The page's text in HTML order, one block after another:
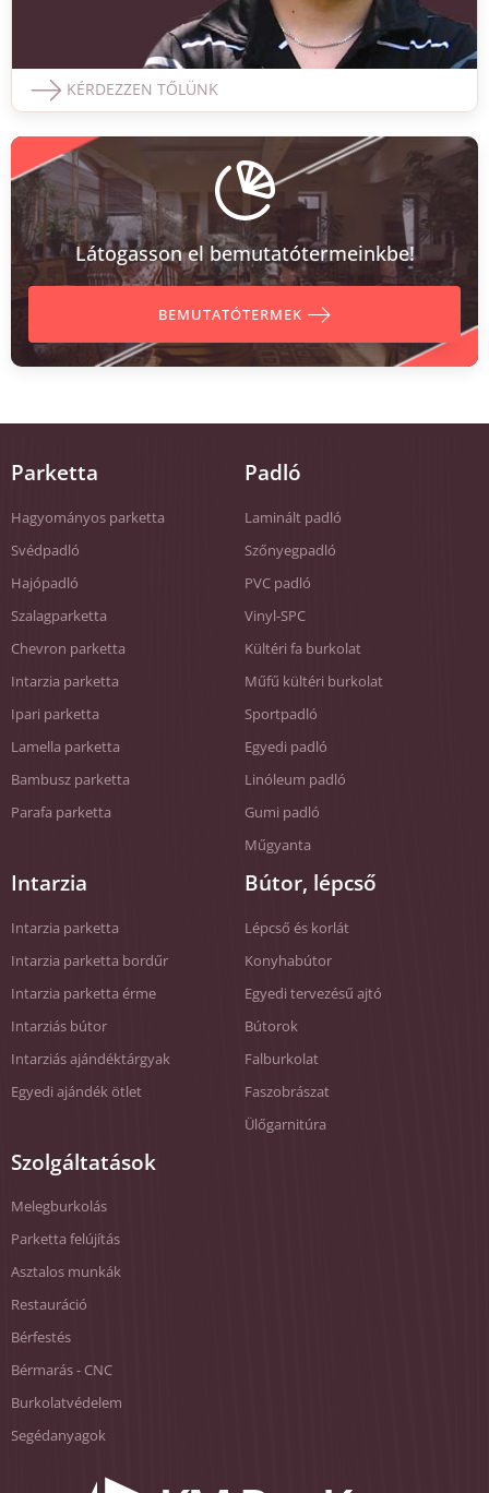
KÉRDEZZEN TŐLÜNK
Látogasson el bemutatótermeinkbe!
BEMUTATÓTERMEK
Parketta
Hagyományos parketta
Svédpadló
Hajópadló
Szalagparketta
Chevron parketta
Intarzia parketta
Ipari parketta
Lamella parketta
Bambusz parketta
Parafa parketta
Padló
Laminált padló
Szőnyegpadló
PVC padló
Vinyl-SPC
Kültéri fa burkolat
Műfű kültéri burkolat
Sportpadló
Egyedi padló
Linóleum padló
Gumi padló
Műgyanta
Intarzia
Intarzia parketta
Intarzia parketta bordűr
Intarzia parketta érme
Intarziás bútor
Intarziás ajándéktárgyak
Egyedi ajándék ötlet
Bútor, lépcső
Lépcső és korlát
Konyhabútor
Egyedi tervezésű ajtó
Bútorok
Falburkolat
Faszobrászat
Ülőgarnitúra
Szolgáltatások
Melegburkolás
Parketta felújítás
Asztalos munkák
Restauráció
Bérfestés
Bérmarás - CNC
Burkolatvédelem
Segédanyagok